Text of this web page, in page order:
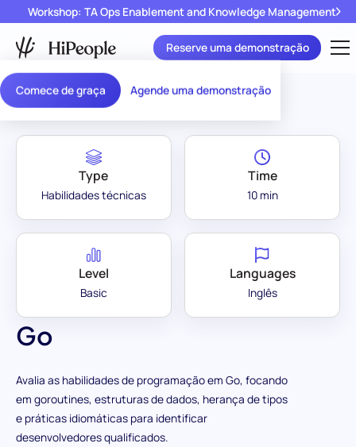
Comece de graça Agende uma demonstração
Workshop: TA Ops Enablement and Knowledge Management
Reserve uma demonstração
Assessment Library
Go
Avalia as habilidades de programação em Go, focando
em goroutines, estruturas de dados, herança de tipos
e práticas idiomáticas para identificar
desenvolvedores qualificados.
Type
Habilidades técnicas
Time
10 min
Level
Basic
Languages
Inglês